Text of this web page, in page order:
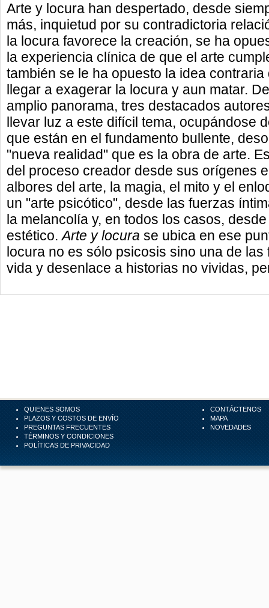
Arte y locura han despertado, desde
más, inquietud por su contradictoria
la locura favorece la creación, se ha
la experiencia clínica de que el arte
también se le ha opuesto la idea
llegar a exagerar la locura y aun matar.
amplio panorama, tres destacados
llevar luz a este difícil tema, ocupándose
que están en el fundamento bullente,
"nueva realidad" que es la obra de arte.
del proceso creador desde sus orígenes
albores del arte, la magia, el mito y el
un "arte psicótico", desde las fuerzas
la melancolía y, en todos los casos,
estético.Arte y locura se ubica en ese
locura no es sólo psicosis sino una de
vida y desenlace a historias no vividas,
QUIENES SOMOS
PLAZOS Y COSTOS DE ENVÍO
PREGUNTAS FRECUENTES
TÉRMINOS Y CONDICIONES
POLÍTICAS DE PRIVACIDAD
CONTÁCTENOS
MAPA
NOVEDADES